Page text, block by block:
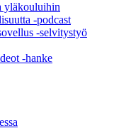
yläkouluihin
-podcast
-selvitystyö
-hanke